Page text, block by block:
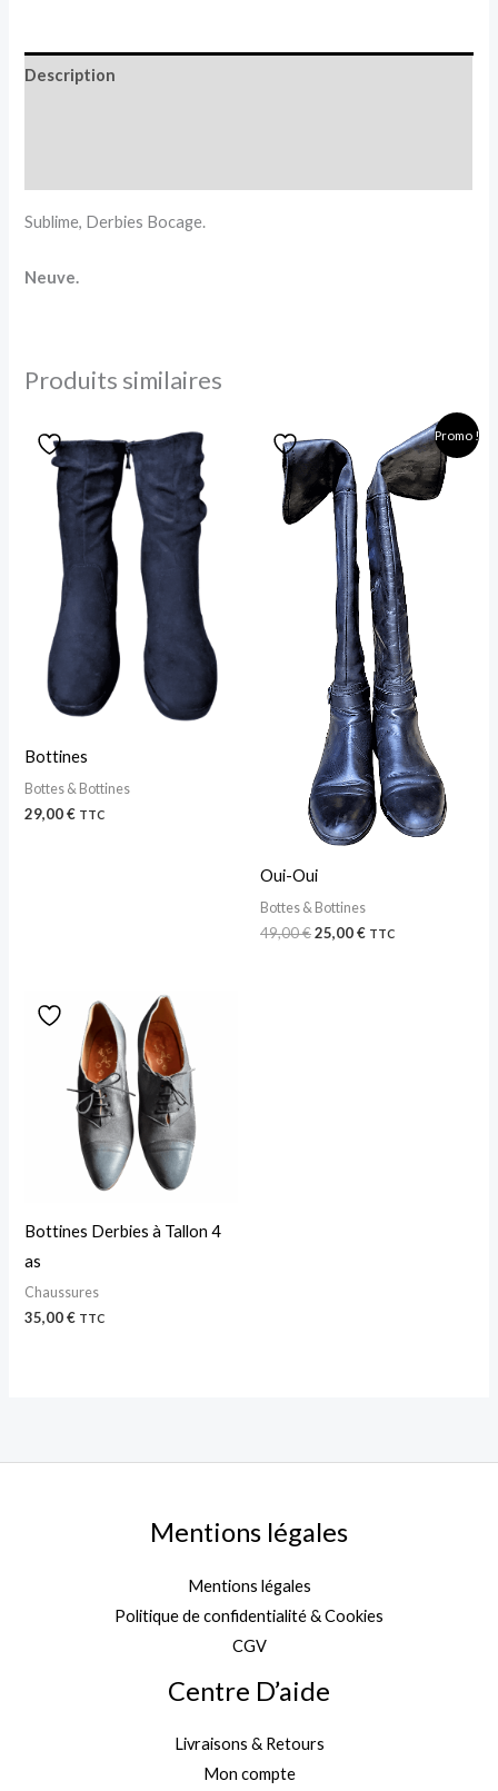
Description
Sublime, Derbies Bocage.
Neuve.
Produits similaires
Bottines
Bottes & Bottines
29,00€ TTC
Promo !
Oui-Oui
Bottes & Bottines
49,00€
prix
initial
était :
49,00 €.
25,00€
prix
actuel
est :
25,00 €.
TTC
Bottines Derbies à Tallon 4
as
Chaussures
35,00€ TTC
Mentions légales
Mentions légales
Politique de confidentialité & Cookies
CGV
Centre D’aide
Livraisons & Retours
Mon compte